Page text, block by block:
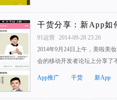
干货分享：新App如
91运营
2014-09-28 23:26
2014年9月24日上午，美啦美
会的移动开发者论坛上分享
App推广 干货 新App